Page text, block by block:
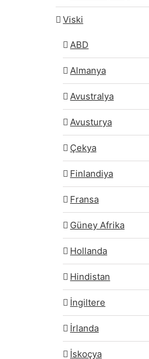
Viski
ABD
Almanya
Avustralya
Avusturya
Çekya
Finlandiya
Fransa
Güney Afrika
Hollanda
Hindistan
İngiltere
İrlanda
İskoçya